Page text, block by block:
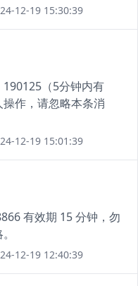
12-19 15:30:39
190125（5分钟内有
作，请忽略本条消
12-19 15:01:39
有效期 15 分钟，勿
12-19 12:40:39